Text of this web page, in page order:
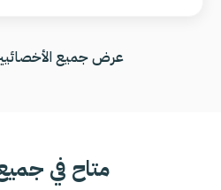
عرض جميع
متاح في